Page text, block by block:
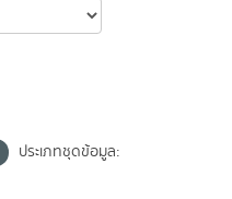
ประเภทชุดข้อมูล: